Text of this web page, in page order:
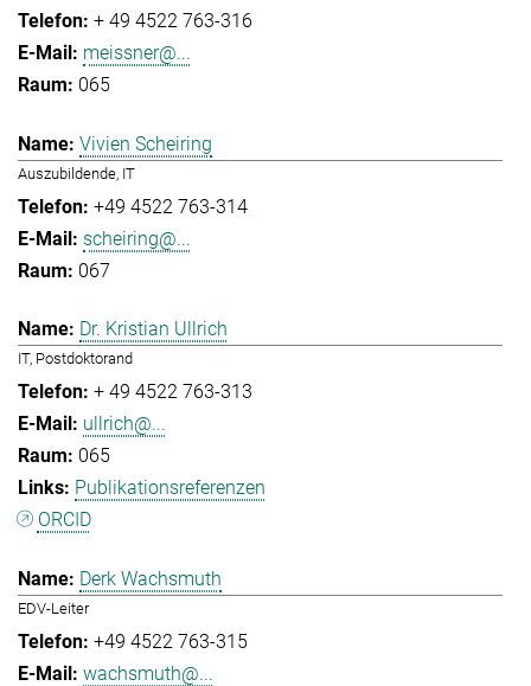
+ 49 4522 763-316
meissner@...
065
Vivien Scheiring
Auszubildende, IT
+49 4522 763-314
scheiring@...
067
Dr. Kristian Ullrich
IT, Postdoktorand
+ 49 4522 763-313
ullrich@...
065
Publikationsreferenzen
ORCID
Derk Wachsmuth
EDV-Leiter
+49 4522 763-315
wachsmuth@...